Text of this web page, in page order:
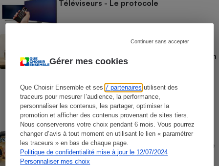
Gérer mes cookies
Que Choisir Ensemble et ses7 partenaires utilisent des
traceurs pour mesurer l’audience, la performance,
personnaliser les contenus, les partager, optimiser la
promotion et afficher des contenus provenant de sites tiers.
Nous conserverons votre choix pendant 6 mois. Vous pourrez
changer d’avis à tout moment en utilisant le lien « paramétrer
les traceurs » en bas de chaque page.
Politique de confidentialité mise à jour le 12/07/2024
Personnaliser mes choix
Continuer sans accepter
Téléviseurs - Le protocole
luminosité, contraste, bruit : Nos tests en
laboratoire, indépendants et
COMMENT NOUS TESTONS
Casques audio - Le protocole
ACTUALITÉ
Offre découverte Canal+ - Quand la Fnac
pousse à l’abonnement